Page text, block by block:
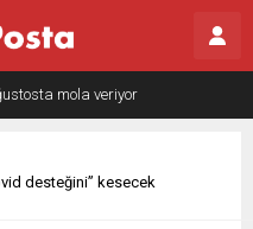
mola veriyor
desteğini” kesecek